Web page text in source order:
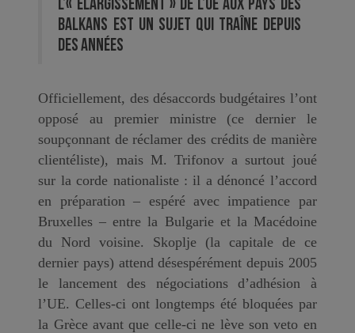
Balkans est un sujet qui traîne depuis
des années
Officiellement, des désaccords budgétaires l’ont
opposé au premier ministre (ce dernier le
soupçonnant de réclamer des crédits de manière
clientéliste), mais M. Trifonov a surtout joué
sur la corde nationaliste : il a dénoncé l’accord
en préparation – espéré avec impatience par
Bruxelles – entre la Bulgarie et la Macédoine
du Nord voisine. Skoplje (la capitale de ce
dernier pays) attend désespérément depuis 2005
le lancement des négociations d’adhésion à
l’UE. Celles-ci ont longtemps été bloquées par
la Grèce avant que celle-ci ne lève son veto en